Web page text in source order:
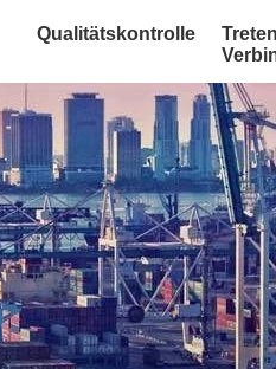
Qualitätskontrolle